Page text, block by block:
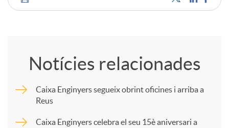
C
m
Notícies relacionades
Caixa Enginyers segueix obrint oficines i arriba a
Reus
Caixa Enginyers celebra el seu 15è aniversari a